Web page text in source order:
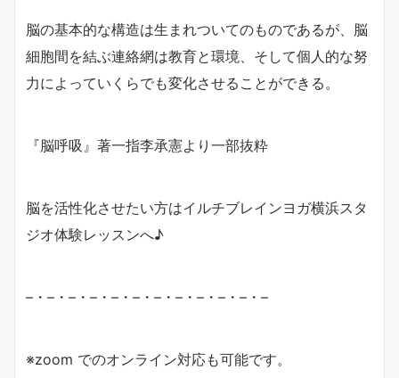
脳の基本的な構造は生まれついてのものであるが、脳
細胞間を結ぶ連絡網は教育と環境、そして個人的な努
力によっていくらでも変化させることができる。
『脳呼吸』著一指李承憲より一部抜粋
脳を活性化させたい方はイルチブレインヨガ横浜スタ
ジオ体験レッスンへ♪
– ・ – ・ – ・ – ・ – ・ – ・ – ・ – ・ – ・ – ・ – ・ –
※zoom でのオンライン対応も可能です。